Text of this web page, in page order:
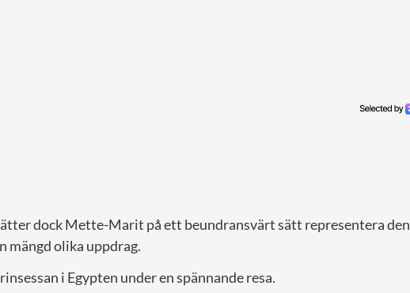
dock Mette-Marit på ett beundransvärt sätt representera den
mängd olika uppdrag.
i Egypten under en spännande resa.